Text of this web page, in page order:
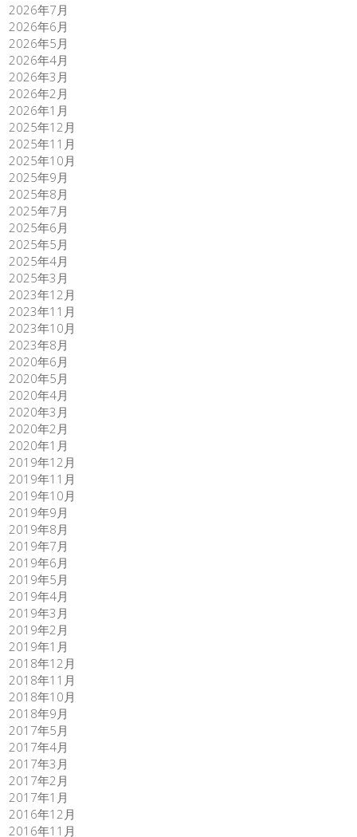
2026年7月
2026年6月
2026年5月
2026年4月
2026年3月
2026年2月
2026年1月
2025年12月
2025年11月
2025年10月
2025年9月
2025年8月
2025年7月
2025年6月
2025年5月
2025年4月
2025年3月
2023年12月
2023年11月
2023年10月
2023年8月
2020年6月
2020年5月
2020年4月
2020年3月
2020年2月
2020年1月
2019年12月
2019年11月
2019年10月
2019年9月
2019年8月
2019年7月
2019年6月
2019年5月
2019年4月
2019年3月
2019年2月
2019年1月
2018年12月
2018年11月
2018年10月
2018年9月
2017年5月
2017年4月
2017年3月
2017年2月
2017年1月
2016年12月
2016年11月